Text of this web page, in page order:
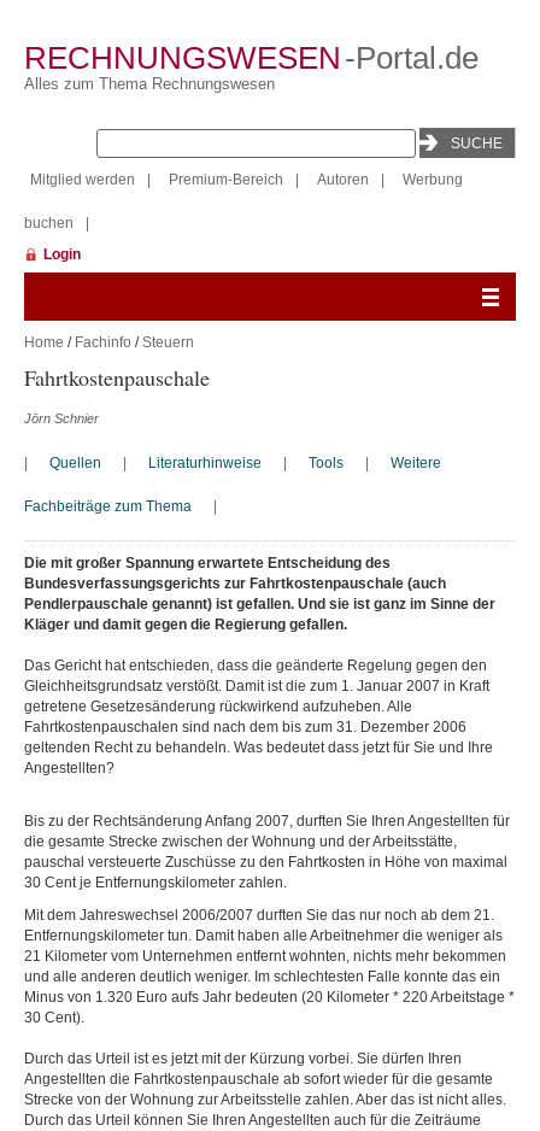
RECHNUNGSWESEN -Portal.de
Alles zum Thema Rechnungswesen
Mitglied werden Premium-Bereich Autoren Werbung
buchen
Login
Home / Fachinfo /Steuern
Fahrtkostenpauschale
Jörn Schnier
Quellen Literaturhinweise Tools Weitere
Fachbeiträge zum Thema
Die mit großer Spannung erwartete Entscheidung des
Bundesverfassungsgerichts zur Fahrtkostenpauschale (auch
Pendlerpauschale genannt) ist gefallen. Und sie ist ganz im Sinne der
Kläger und damit gegen die Regierung gefallen.
Das Gericht hat entschieden, dass die geänderte Regelung gegen den
Gleichheitsgrundsatz verstößt. Damit ist die zum 1. Januar 2007 in Kraft
getretene Gesetzesänderung rückwirkend aufzuheben. Alle
Fahrtkostenpauschalen sind nach dem bis zum 31. Dezember 2006
geltenden Recht zu behandeln. Was bedeutet dass jetzt für Sie und Ihre
Angestellten?
Bis zu der Rechtsänderung Anfang 2007, durften Sie Ihren Angestellten für
die gesamte Strecke zwischen der Wohnung und der Arbeitsstätte,
pauschal versteuerte Zuschüsse zu den Fahrtkosten in Höhe von maximal
30 Cent je Entfernungskilometer zahlen.
Mit dem Jahreswechsel 2006/2007 durften Sie das nur noch ab dem 21.
Entfernungskilometer tun. Damit haben alle Arbeitnehmer die weniger als
21 Kilometer vom Unternehmen entfernt wohnten, nichts mehr bekommen
und alle anderen deutlich weniger. Im schlechtesten Falle konnte das ein
Minus von 1.320 Euro aufs Jahr bedeuten (20 Kilometer * 220 Arbeitstage *
30 Cent).
Durch das Urteil ist es jetzt mit der Kürzung vorbei. Sie dürfen Ihren
Angestellten die Fahrtkostenpauschale ab sofort wieder für die gesamte
Strecke von der Wohnung zur Arbeitsstelle zahlen. Aber das ist nicht alles.
Durch das Urteil können Sie Ihren Angestellten auch für die Zeiträume